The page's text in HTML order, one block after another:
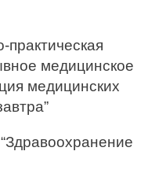
медицинское
медицинских